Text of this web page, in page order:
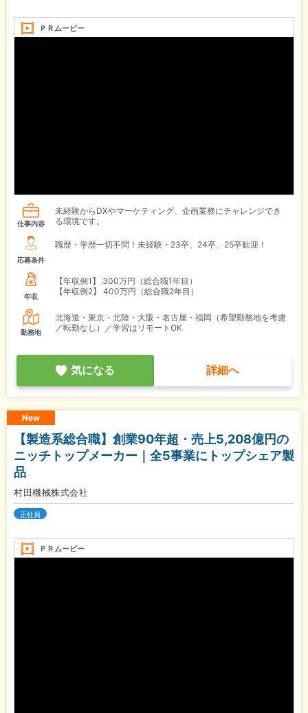
ＰＲムービー
仕事内容
未経験からDXやマーケティング、企画業務にチャレンジでき
る環境です。
応募条件
職歴・学歴一切不問！未経験・23卒、24卒、25卒歓迎！
年収
【年収例1】
300万円（総合職1年目）
【年収例2】
400万円（総合職2年目）
勤務地
北海道・東京・北陸・大阪・名古屋・福岡（希望勤務地を考慮
／転勤なし）／学習はリモートOK
気になる 詳細へ
New
【製造系総合職】創業90年超・売上5,208億円の
ニッチトップメーカー｜全5事業にトップシェア製
品
村田機械株式会社
正社員
ＰＲムービー